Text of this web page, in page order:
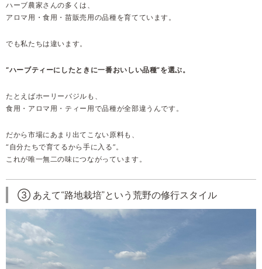
ハーブ農家さんの多くは、
アロマ用・食用・苗販売用の品種を育てています。
でも私たちは違います。
“ハーブティーにしたときに一番おいしい品種”を選ぶ。
たとえばホーリーバジルも、
食用・アロマ用・ティー用で品種が全部違うんです。
だから市場にあまり出てこない原料も、
“自分たちで育てるから手に入る”。
これが唯一無二の味につながっています。
③ あえて“路地栽培”という荒野の修行スタイル